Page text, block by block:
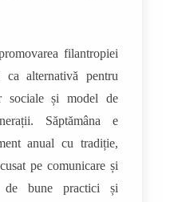
filantropiei
ca alternativă pentru
sociale și model de
Săptămâna e
anual cu tradiție,
pe comunicare și
de bune practici și